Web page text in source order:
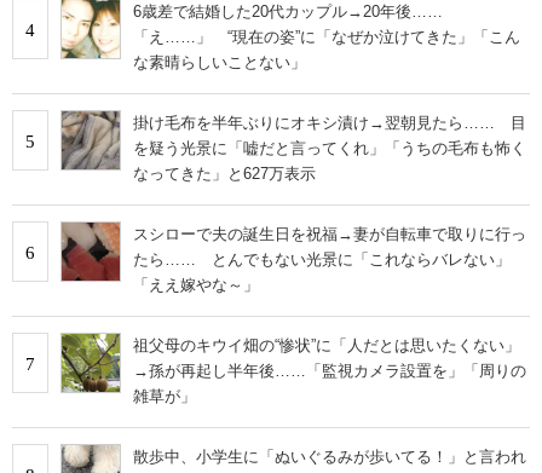
4
6歳差で結婚した20代カップル→20年後……
「え……」 “現在の姿”に「なぜか泣けてきた」「こん
な素晴らしいことない」
5
掛け毛布を半年ぶりにオキシ漬け→翌朝見たら…… 目
を疑う光景に「嘘だと言ってくれ」「うちの毛布も怖く
なってきた」と627万表示
6
スシローで夫の誕生日を祝福→妻が自転車で取りに行っ
たら…… とんでもない光景に「これならバレない」
「ええ嫁やな～」
7
祖父母のキウイ畑の“惨状”に「人だとは思いたくない」
→孫が再起し半年後……「監視カメラ設置を」「周りの
雑草が」
散歩中、小学生に「ぬいぐるみが歩いてる！」と言われ